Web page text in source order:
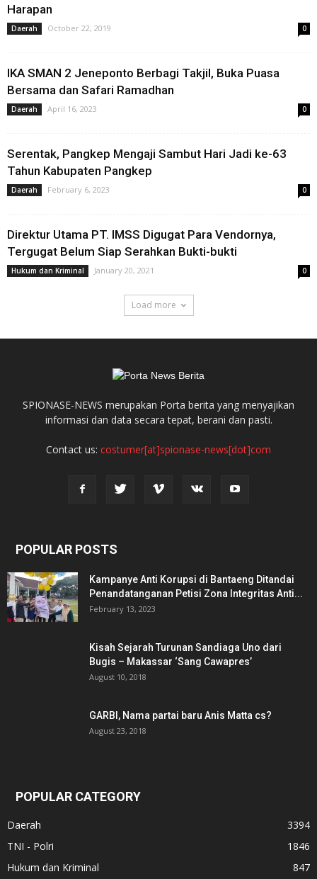
Harapan
Daerah October 22, 2019 0
IKA SMAN 2 Jeneponto Berbagi Takjil, Buka Puasa
Bersama dan Safari Ramadhan
Daerah April 16, 2023 0
Serentak, Pangkep Mengaji Sambut Hari Jadi ke-63
Tahun Kabupaten Pangkep
Daerah February 6, 2023 0
Direktur Utama PT. IMSS Digugat Para Vendornya,
Tergugat Belum Siap Serahkan Bukti-bukti
Hukum dan Kriminal January 20, 2021 0
Load more
SPIONASE-NEWS merupakan Porta berita yang menyajikan
informasi dan data secara tepat, berani dan pasti.
Contact us: costumer[at]spionase-news[dot]com
POPULAR POSTS
Kampanye Anti Korupsi di Bantaeng Ditandai
Penandatanganan Petisi Zona Integritas Anti...
February 13, 2023
Kisah Sejarah Turunan Sandiaga Uno dari
Bugis – Makassar ‘Sang Cawapres’
August 10, 2018
GARBI, Nama partai baru Anis Matta cs?
August 23, 2018
POPULAR CATEGORY
Daerah
3394
TNI - Polri
1846
Hukum dan Kriminal
847